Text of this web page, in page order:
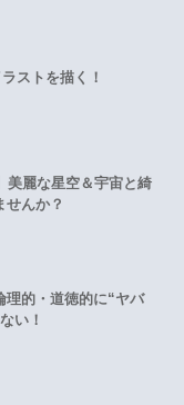
ストを描く！
美麗な星空＆宇宙と綺
せんか？
理的・道徳的に“ヤバ
い！